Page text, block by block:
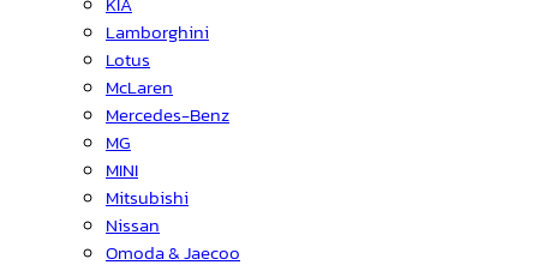
Lamborghini
Lotus
McLaren
Mercedes-Benz
MG
MINI
Mitsubishi
Nissan
Omoda & Jaecoo